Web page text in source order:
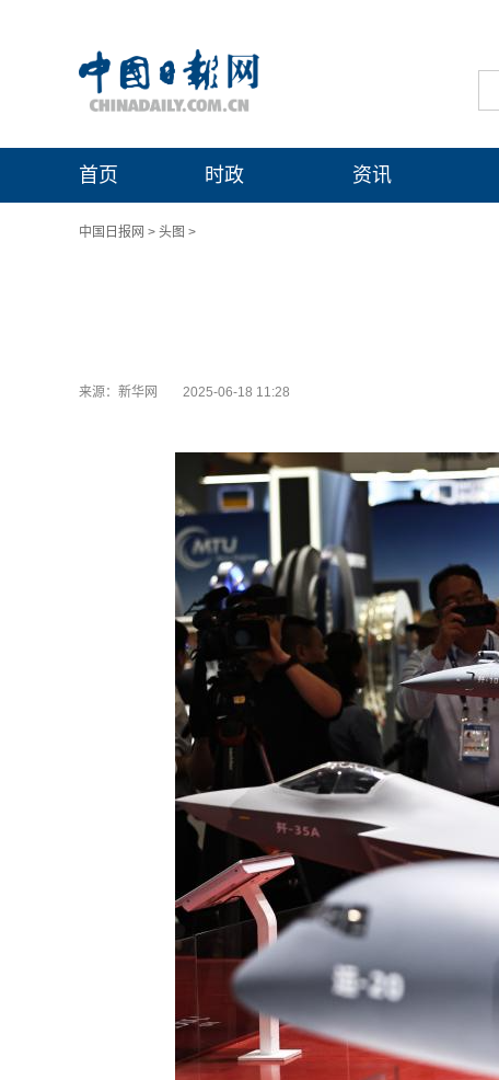
首页 时政 资讯
中国日报网 > 头图 >
来源：新华网 2025-06-18 11:28